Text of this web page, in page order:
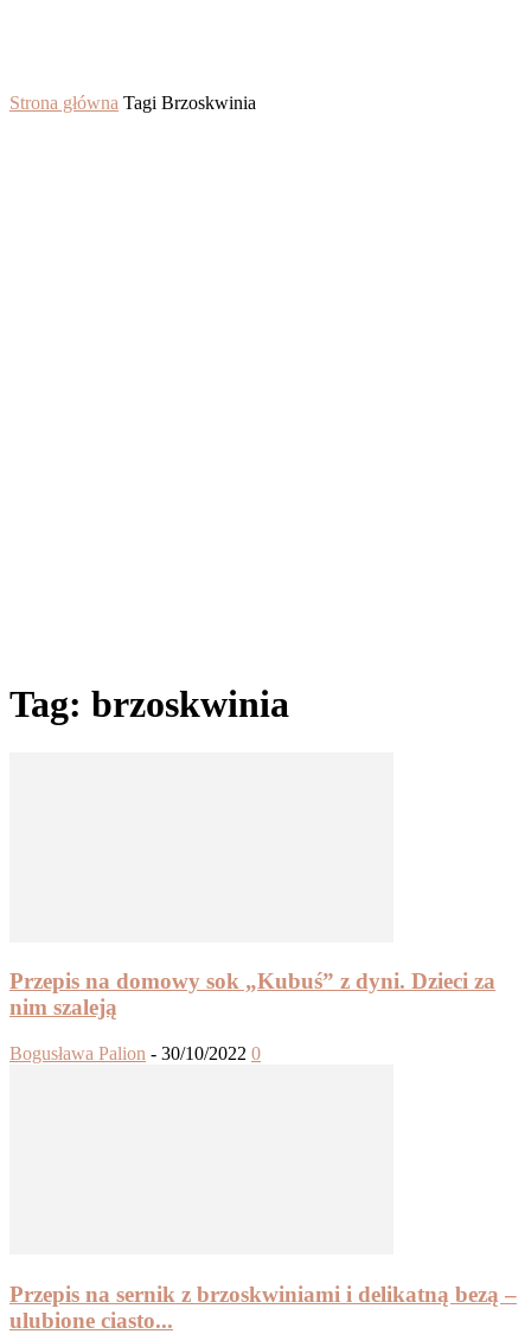
Strona główna Tagi Brzoskwinia
Tag: brzoskwinia
Przepis na domowy sok „Kubuś” z dyni. Dzieci za
nim szaleją
Bogusława Palion - 30/10/2022 0
Przepis na sernik z brzoskwiniami i delikatną bezą –
ulubione ciasto...